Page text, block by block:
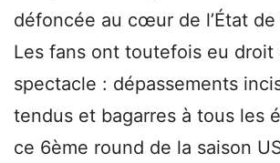
défoncée au cœur de l’État de
Les fans ont toutefois eu droit
spectacle : dépassements
tendus et bagarres à tous les
ce 6ème round de la saison